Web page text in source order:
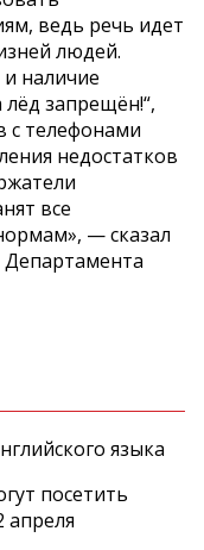
ведь речь идет
людей.
наличие
запрещён!“,
телефонами
недостатков
все
— сказал
языка
посетить